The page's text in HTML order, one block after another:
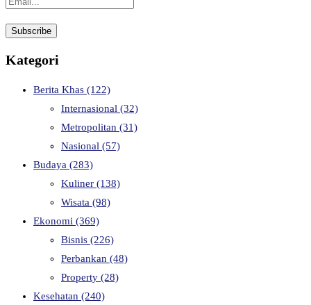
Kategori
Berita Khas (122)
Internasional (32)
Metropolitan (31)
Nasional (57)
Budaya (283)
Kuliner (138)
Wisata (98)
Ekonomi (369)
Bisnis (226)
Perbankan (48)
Property (28)
Kesehatan (240)